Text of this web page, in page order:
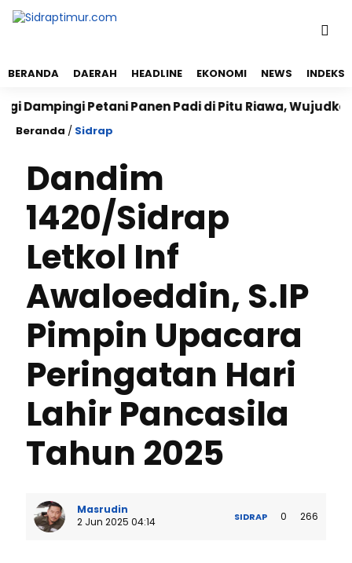
BERANDA DAERAH HEADLINE EKONOMI NEWS INDEKS
Petani Panen Padi di Pitu Riawa, Wujudkan
Beranda / Sidrap
Dandim
1420/Sidrap
Letkol Inf
Awaloeddin, S.IP
Pimpin Upacara
Peringatan Hari
Lahir Pancasila
Tahun 2025
Masrudin
2 Jun 2025 04:14
SIDRAP 0 266